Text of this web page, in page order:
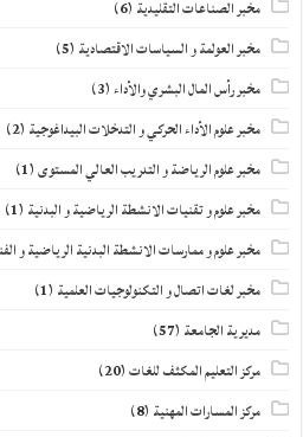
مخبر الصناعات التقليدية (6)
مخبر العولمة و السياسات الاقتصادية (5)
مخبر رأس المال البشري والأداء(3)
مخبر علوم الأداء الحركي و التدخلات البيداغوجية (2)
مخبر علوم الرياضة و التدريب العالي المستوى(1)
مخبر علوم و تقنيات الانشطة الرياضية و البدنية (1)
مخبر علوم و ممارسات الانشطة البدنية الرياضية و
مخبر لغات اتصال و التكنولوجيات العلمية (1)
مديرية الجامعة (57)
مركز التعليم المكثف للغات(20)
مركز المسارات المهنية (8)